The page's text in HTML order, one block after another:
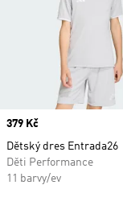
Price
379 Kč
Dětský dres Entrada26
Děti Performance
11 barvy/ev